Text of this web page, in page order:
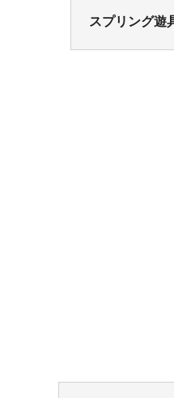
スプリング遊